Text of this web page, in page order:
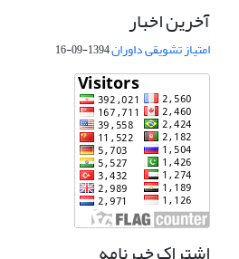
آخرین اخبار
امتیاز تشویقی داوران1394-09-16